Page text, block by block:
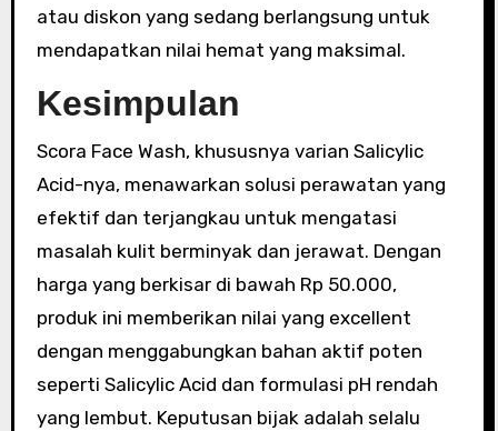
atau diskon yang sedang berlangsung untuk
mendapatkan nilai hemat yang maksimal.
Kesimpulan
Scora Face Wash, khususnya varian Salicylic
Acid-nya, menawarkan solusi perawatan yang
efektif dan terjangkau untuk mengatasi
masalah kulit berminyak dan jerawat. Dengan
harga yang berkisar di bawah Rp 50.000,
produk ini memberikan nilai yang excellent
dengan menggabungkan bahan aktif poten
seperti Salicylic Acid dan formulasi pH rendah
yang lembut. Keputusan bijak adalah selalu